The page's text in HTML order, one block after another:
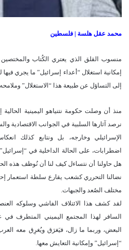
محمد عقل هلسة | فلسطين
منسوب القلق الذي يعتري الكُتاب والمختصين
إمكانية استغلال “أعداء إسرائيل” ما يجري
إلى التساؤل عن طبيعة هذا “الاستغلال”
منذ أن وصلت حكومة نتنياهو اليمينية
نرصد آثارها السلبية في الجوانب الاقتصادية
الإسرائيلي وخارجه، بل ونتابع كذلك
اضطرابات، على الحالة الداخلية في
هل حاولنا أن نتساءل كيف لنا أن نُوظف هذه
نضالنا التحرري كشعب يقارع سلطة استعمار
مختلف الصُعد والجبهات.
لقد كشف هذا الائتلاف الفاشي وسلوكه
السافر لهذا المجتمع اليميني المتطرف
البعض، وربما ما زال، فيَغرَق ويُغرِق معه
“إسرائيل” وإمكانية التعايش معها.